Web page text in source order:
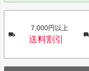
7,000円以上
送料割引